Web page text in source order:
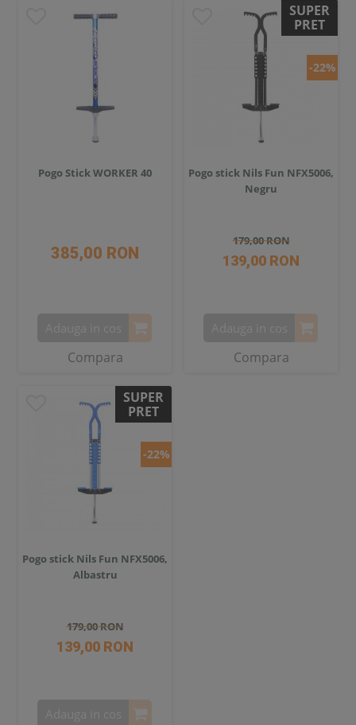
Pogo Stick WORKER 40
385,00 RON
Compara
SUPER
PRET
-22%
Pogo stick Nils Fun NFX5006,
Negru
179,00 RON
139,00 RON
Compara
SUPER
PRET
-22%
Pogo stick Nils Fun NFX5006,
Albastru
179,00 RON
139,00 RON